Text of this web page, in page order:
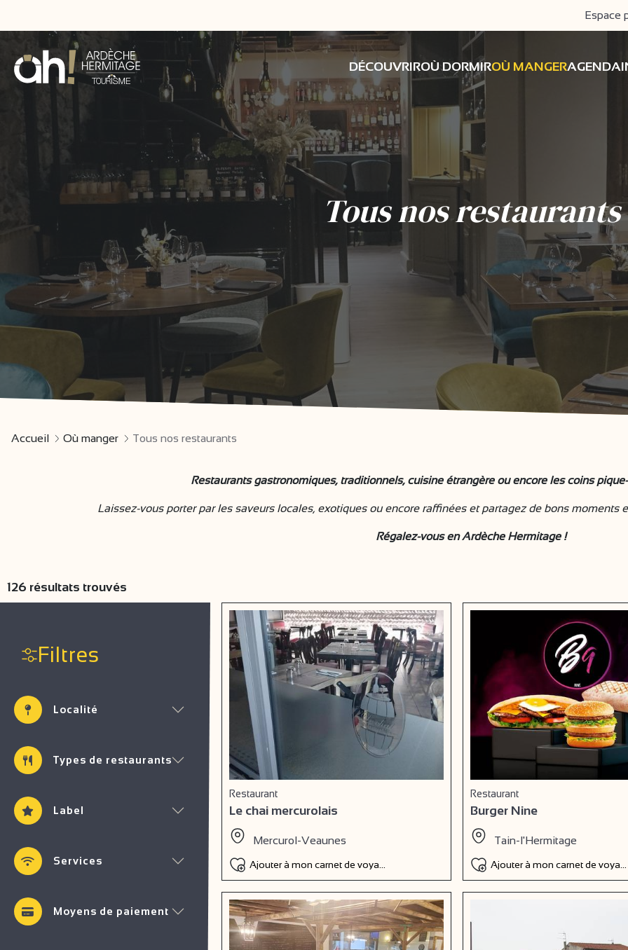
Espace
DÉCOUVRIROÙ DORMIROÙ MANGERAGENDA
Tous nos restaurants
Accueil Où manger Tous nos restaurants
Restaurants gastronomiques, traditionnels, cuisine étrangère ou encore les coins
Laissez-vous porter par les saveurs locales, exotiques ou encore raffinées et partagez de bons moments
Régalez-vous en Ardèche Hermitage !
Filtres
Localité
Types de restaurants
Label
Services
Moyens de paiement
126 résultats trouvés
Restaurant
Le chai mercurolais
Mercurol-Veaunes
Ajouter à mon carnet de voyage
Restaurant
Burger Nine
Tain-l'Hermitage
Ajouter à mon carnet de